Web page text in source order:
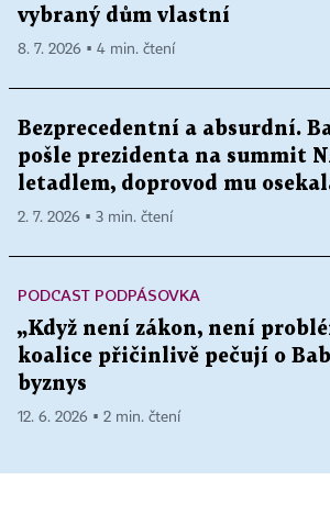
vybraný dům vlastní
8. 7. 2026 ▪ 4 min. čtení
Bezprecedentní a absurdní.
pošle prezidenta na summit
letadlem, doprovod mu
2. 7. 2026 ▪ 3 min. čtení
PODCAST PODPÁSOVKA
„Když není zákon, není
koalice přičinlivě pečují o
byznys
12. 6. 2026 ▪ 2 min. čtení